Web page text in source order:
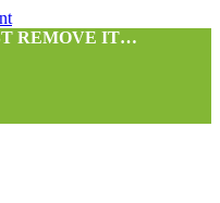
REMOVE IT…